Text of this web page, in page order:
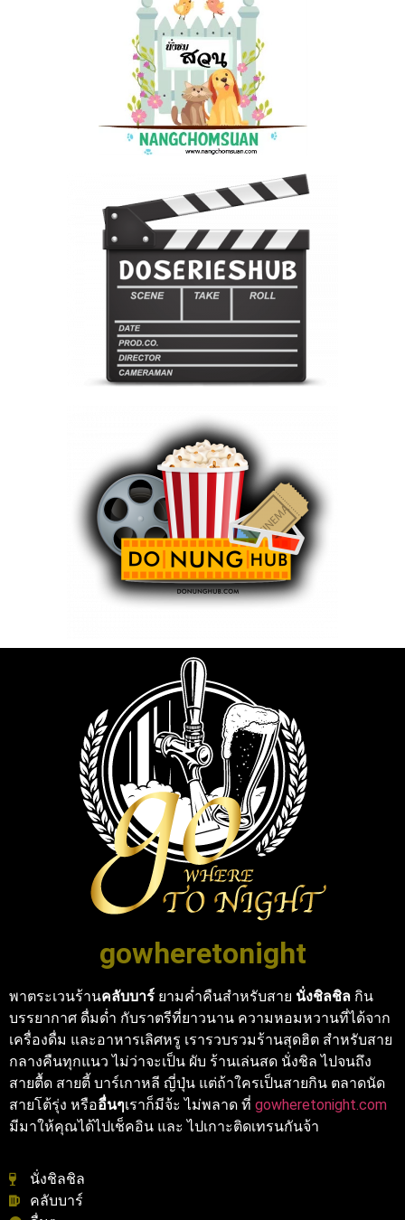
gowheretonight
พาตระเวนร้านคลับบาร์ ยามค่ำคืนสำหรับสาย นั่งชิลชิล กิน
บรรยากาศ ดื่มด่ำ กับราตรีที่ยาวนาน ความหอมหวานที่ได้จาก
เครื่องดื่ม และอาหารเลิศหรู เรารวบรวมร้านสุดฮิต สำหรับสาย
กลางคืนทุกแนว ไม่ว่าจะเป็น ผับ ร้านเล่นสด นั่งชิล ไปจนถึง
สายตื้ด สายตี้ บาร์เกาหลี ญี่ปุ่น แต่ถ้าใครเป็นสายกิน ตลาดนัด
สายโต้รุ่ง หรืออื่นๆเราก็มีจ้ะ ไม่พลาด ที่ gowheretonight.com
มีมาให้คุณได้ไปเช็คอิน และ ไปเกาะติดเทรนกันจ้า
นั่งชิลชิล
คลับบาร์